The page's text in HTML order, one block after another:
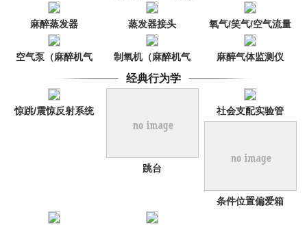
麻醉蒸发器 蒸发器接头
氧气/笑气/空气流量
计
空气泵（麻醉机气
制氧机（麻醉机气
源）
麻醉气体监测仪
经典行为学
惊跳/震惊反射系统
跳台
社会支配实验管
条件位置偏爱箱